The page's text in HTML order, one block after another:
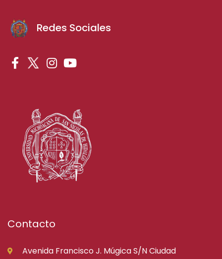
Redes Sociales
Contacto
Avenida Francisco J. Múgica S/N Ciudad